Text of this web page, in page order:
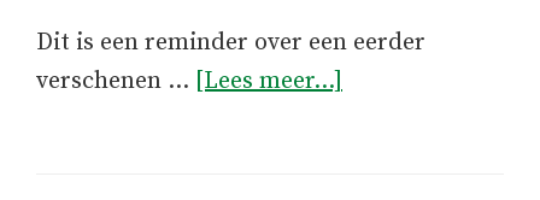
Dit is een reminder over een eerder
verschenen … [Lees meer...]